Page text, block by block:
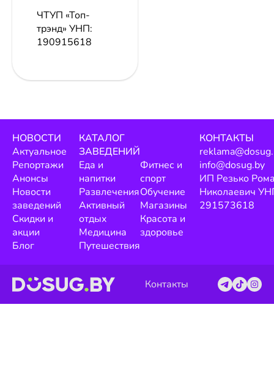
ЧТУП «Топ-
трэнд» УНП:
190915618
НОВОСТИ
Актуальное
Репортажи
Анонсы
Новости
заведений
Скидки и
акции
Блог
КАТАЛОГ
ЗАВЕДЕНИЙ
Еда и
напитки
Развлечения
Активный
отдых
Медицина
Путешествия
Фитнес и
спорт
Обучение
Магазины
Красота и
здоровье
КОНТАКТЫ
info@dosug.by
ИП Резько
Николаевич
291573618
Контакты